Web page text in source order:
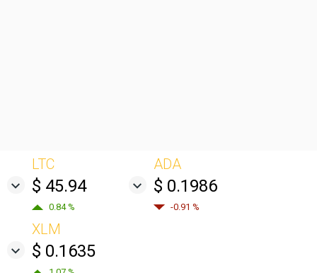
LTC
$ 45.94
0.84 %
ADA
$ 0.1986
-0.91 %
XLM
$ 0.1635